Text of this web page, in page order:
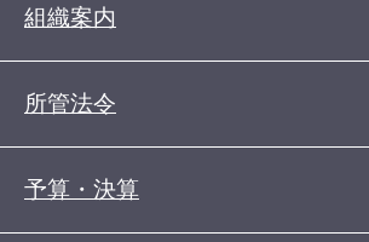
組織案内
所管法令
予算・決算